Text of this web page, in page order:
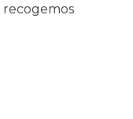
recogemos